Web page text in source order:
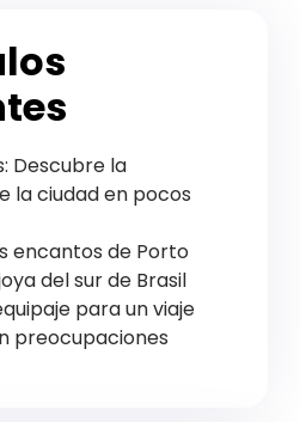
Descubre la
la ciudad en pocos
encantos de Porto
del sur de Brasil
para un viaje
preocupaciones